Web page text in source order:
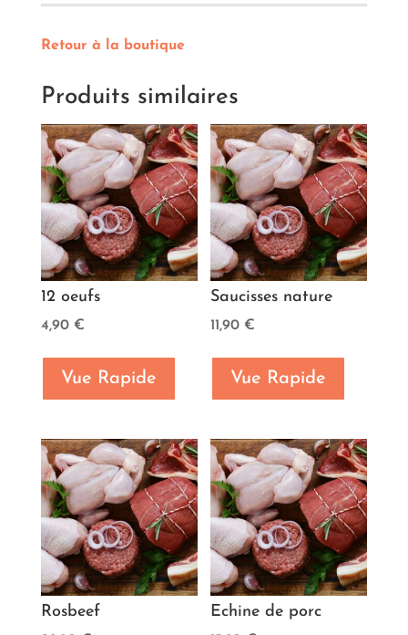
Retour à la boutique
Produits similaires
12 oeufs
4,90 €
Vue Rapide
Saucisses nature
11,90 €
Vue Rapide
Rosbeef Echine de porc